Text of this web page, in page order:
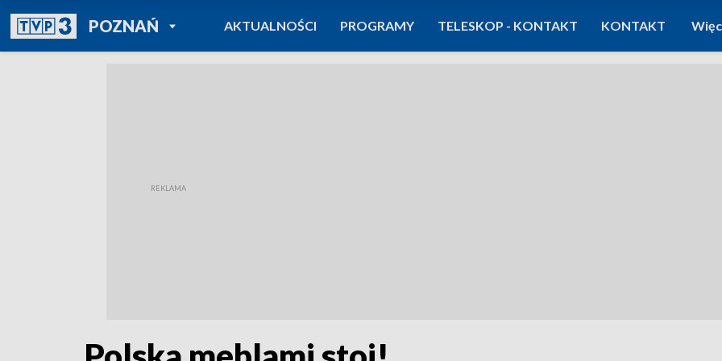
POZNAŃPOWRÓT DO
TVP REGIONY
AKTUALNOŚCI PROGRAMY TELESKOP - KONTAKT KONTAKT